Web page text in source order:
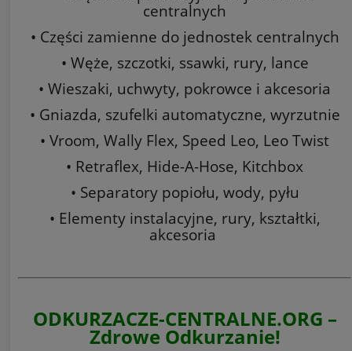
centralnych
• Części zamienne do jednostek centralnych
• Węże, szczotki, ssawki, rury, lance
• Wieszaki, uchwyty, pokrowce i akcesoria
• Gniazda, szufelki automatyczne, wyrzutnie
• Vroom, Wally Flex, Speed Leo, Leo Twist
• Retraflex, Hide-A-Hose, Kitchbox
• Separatory popiołu, wody, pyłu
• Elementy instalacyjne, rury, kształtki,
akcesoria
ODKURZACZE-CENTRALNE.ORG –
Zdrowe Odkurzanie!